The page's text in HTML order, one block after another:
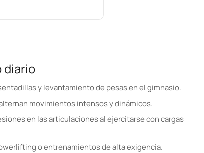
diario
y levantamiento de pesas en el gimnasio.
movimientos intensos y dinámicos.
en las articulaciones al ejercitarse con cargas
o entrenamientos de alta exigencia.